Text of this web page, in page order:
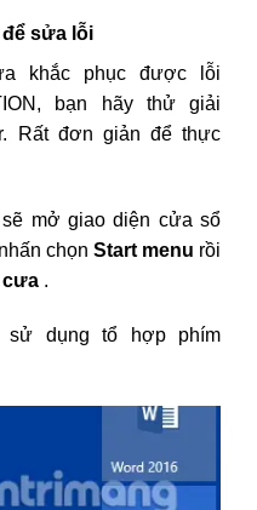
sửa lỗi
khắc phục được lỗi
bạn hãy thử giải
Rất đơn giản để thực
mở giao diện cửa sổ
chọn Start menu rồi
cưa .
sử dụng tổ hợp phím